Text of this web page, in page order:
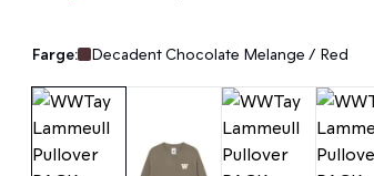
Farge: Decadent Chocolate Melange / Red